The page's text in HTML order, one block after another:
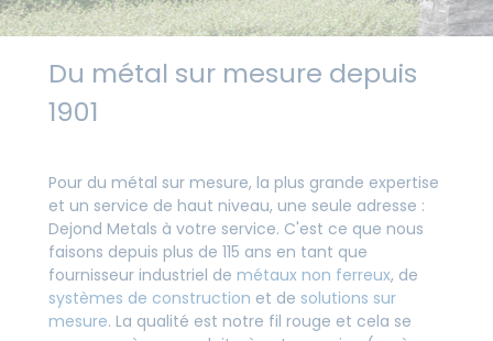
Du métal sur mesure depuis
1901
Pour du métal sur mesure, la plus grande expertise
et un service de haut niveau, une seule adresse :
Dejond Metals à votre service. C'est ce que nous
faisons depuis plus de 115 ans en tant que
fournisseur industriel de métaux non ferreux, de
systèmes de construction et de solutions sur
mesure. La qualité est notre fil rouge et cela se